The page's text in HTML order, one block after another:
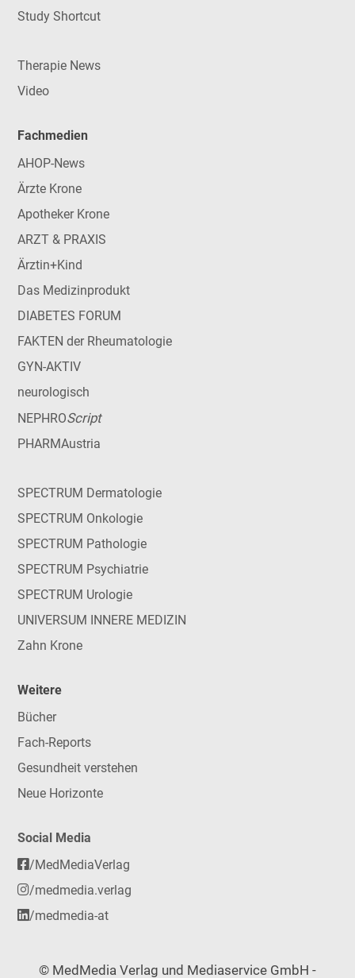
Study Shortcut
Therapie News
Video
Fachmedien
AHOP-News
Ärzte Krone
Apotheker Krone
ARZT & PRAXIS
Ärztin+Kind
Das Medizinprodukt
DIABETES FORUM
FAKTEN der Rheumatologie
GYN-AKTIV
neurologisch
NEPHROScript
PHARMAustria
SPECTRUM Dermatologie
SPECTRUM Onkologie
SPECTRUM Pathologie
SPECTRUM Psychiatrie
SPECTRUM Urologie
UNIVERSUM INNERE MEDIZIN
Zahn Krone
Weitere
Bücher
Fach-Reports
Gesundheit verstehen
Neue Horizonte
Social Media
/MedMediaVerlag
/medmedia.verlag
/medmedia-at
© MedMedia Verlag und Mediaservice GmbH -